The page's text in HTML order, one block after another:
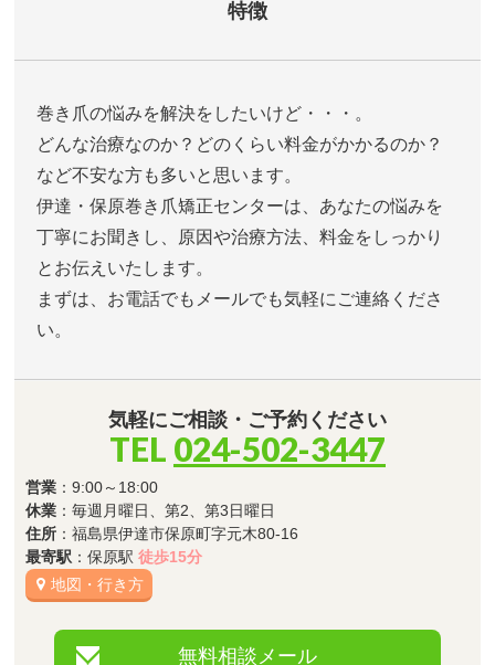
特徴
巻き爪の悩みを解決をしたいけど・・・。
どんな治療なのか？どのくらい料金がかかるのか？
など不安な方も多いと思います。
伊達・保原巻き爪矯正センターは、あなたの悩みを
丁寧にお聞きし、原因や治療方法、料金をしっかり
とお伝えいたします。
まずは、お電話でもメールでも気軽にご連絡くださ
い。
気軽にご相談・ご予約ください
TEL 024-502-3447
営業 ：9:00～18:00
休業 ：毎週月曜日、第2、第3日曜日
住所 ：福島県伊達市保原町字元木80-16
最寄駅 ：保原駅徒歩15分
地図・行き方
無料相談メール